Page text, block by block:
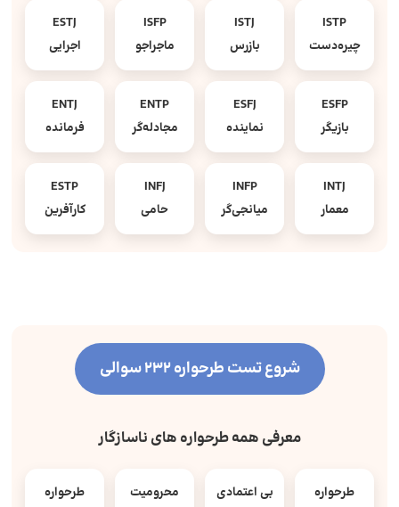
ISTP
چیره‌دست
ISTJ
بازرس
ISFP
ماجراجو
ESTJ
اجرایی
ESFP
بازیگر
ESFJ
نماینده
ENTP
مجادله‌گر
ENTJ
فرمانده
INTJ
معمار
INFP
میانجی‌گر
INFJ
حامی
ESTP
کارآفرین
شروع تست طرحواره 232 سوالی
معرفی همه طرحواره های ناسازگار
طرحواره
بی اعتمادی
محرومیت
طرحواره